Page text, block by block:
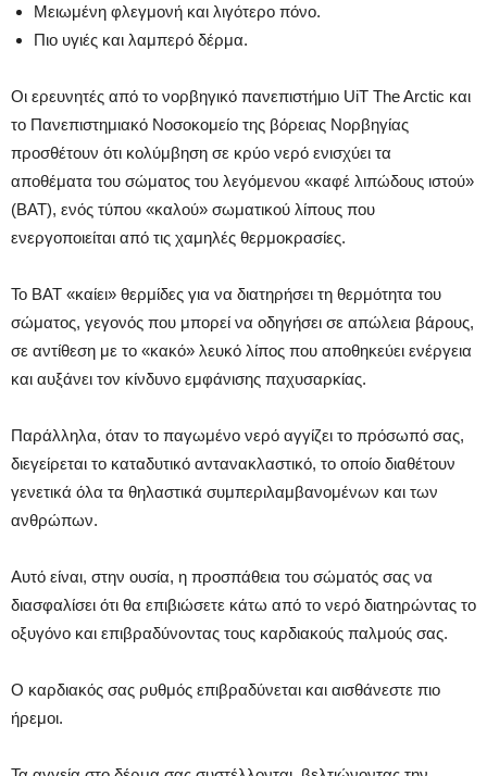
Μειωμένη φλεγμονή και λιγότερο πόνο.
Πιο υγιές και λαμπερό δέρμα.
Οι ερευνητές από το νορβηγικό πανεπιστήμιο UiT The Arctic και
το Πανεπιστημιακό Νοσοκομείο της βόρειας Νορβηγίας
προσθέτουν ότι κολύμβηση σε κρύο νερό ενισχύει τα
αποθέματα του σώματος του λεγόμενου «καφέ λιπώδους ιστού»
(BAT), ενός τύπου «καλού» σωματικού λίπους που
ενεργοποιείται από τις χαμηλές θερμοκρασίες.
Το BAT «καίει» θερμίδες για να διατηρήσει τη θερμότητα του
σώματος, γεγονός που μπορεί να οδηγήσει σε απώλεια βάρους,
σε αντίθεση με το «κακό» λευκό λίπος που αποθηκεύει ενέργεια
και αυξάνει τον κίνδυνο εμφάνισης παχυσαρκίας.
Παράλληλα, όταν το παγωμένο νερό αγγίζει το πρόσωπό σας,
διεγείρεται το καταδυτικό αντανακλαστικό, το οποίο διαθέτουν
γενετικά όλα τα θηλαστικά συμπεριλαμβανομένων και των
ανθρώπων.
Αυτό είναι, στην ουσία, η προσπάθεια του σώματός σας να
διασφαλίσει ότι θα επιβιώσετε κάτω από το νερό διατηρώντας το
οξυγόνο και επιβραδύνοντας τους καρδιακούς παλμούς σας.
Ο καρδιακός σας ρυθμός επιβραδύνεται και αισθάνεστε πιο
ήρεμοι.